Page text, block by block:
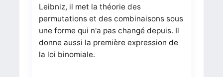
Leibniz, il met la théorie des
permutations et des combinaisons sous
une forme qui n'a pas changé depuis. Il
donne aussi la première expression de
la loi binomiale.